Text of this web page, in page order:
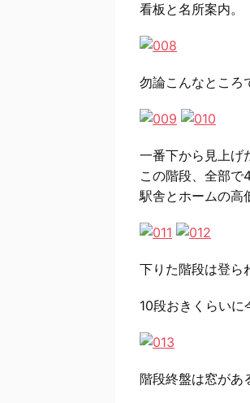
看板と名所案内。
勿論こんなところ
一番下から見上げ
この階段、全部で
駅舎とホームの高
下りた階段は登ら
10段おきくらいに
階段終盤は窓があ